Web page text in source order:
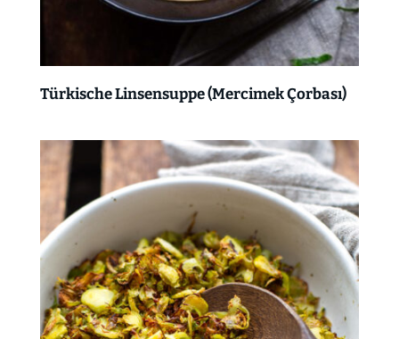
Türkische Linsensuppe (Mercimek Çorbası)